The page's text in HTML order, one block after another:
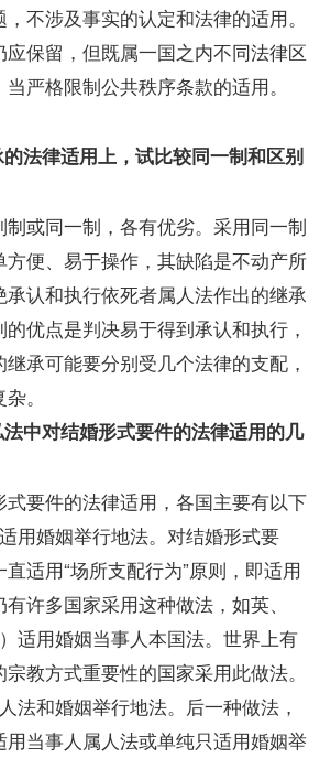
不涉及事实的认定和法律的适用。
保留，但既属一国之内不同法律区
严格限制公共秩序条款的适用。
法律适用上，试比较同一制和区别
或同一制，各有优劣。采用同一制
方便、易于操作，其缺陷是不动产所
认和执行依死者属人法作出的继承
优点是判决易于得到承认和执行，
承可能要分别受几个法律的支配，
。
中对结婚形式要件的法律适用的几
要件的法律适用，各国主要有以下
用婚姻举行地法。对结婚形式要
适用“场所支配行为”原则，即适用
许多国家采用这种做法，如英、
适用婚姻当事人本国法。世界上有
教方式重要性的国家采用此做法。
法和婚姻举行地法。后一种做法，
当事人属人法或单纯只适用婚姻举